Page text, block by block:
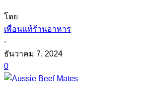
โดย
เพื่อนแท้ร้านอาหาร
-
ธันวาคม 7, 2024
0